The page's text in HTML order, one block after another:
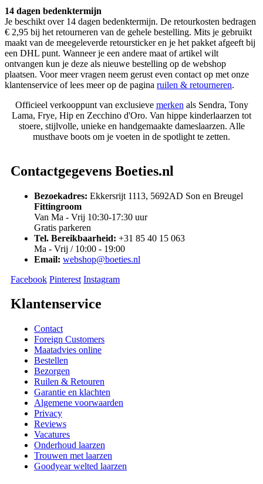
14 dagen bedenktermijn
Je beschikt over 14 dagen bedenktermijn. De retourkosten bedragen
€ 2,95 bij het retourneren van de gehele bestelling. Mits je gebruikt
maakt van de meegeleverde retoursticker en je het pakket afgeeft bij
een DHL punt. Wanneer je een andere maat of artikel wilt
ontvangen kun je deze als nieuwe bestelling op de webshop
plaatsen. Voor meer vragen neem gerust even contact op met onze
klantenservice of lees meer op de pagina ruilen & retourneren.
Officieel verkooppunt van exclusieve merken als Sendra, Tony
Lama, Frye, Hip en Zecchino d'Oro. Van hippe kinderlaarzen tot
stoere, stijlvolle, unieke en handgemaakte dameslaarzen. Alle
musthave boots om je voeten in de spotlight te zetten.
Contactgegevens Boeties.nl
Bezoekadres: Ekkersrijt 1113, 5692AD Son en Breugel
Fittingroom
Van Ma - Vrij 10:30-17:30 uur
Gratis parkeren
Tel. Bereikbaarheid: +31 85 40 15 063
Ma - Vrij / 10:00 - 19:00
Email: webshop@boeties.nl
Facebook Pinterest Instagram
Klantenservice
Contact
Foreign Customers
Maatadvies online
Bestellen
Bezorgen
Ruilen & Retouren
Garantie en klachten
Algemene voorwaarden
Privacy
Reviews
Vacatures
Onderhoud laarzen
Trouwen met laarzen
Goodyear welted laarzen